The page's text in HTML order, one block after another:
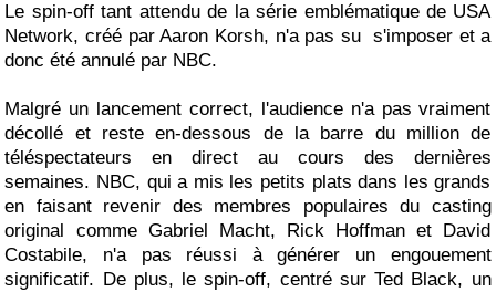
Le spin-off tant attendu de la série emblématique de USA
Network, créé par Aaron Korsh, n'a pas su s'imposer et a
donc été annulé par NBC.
Malgré un lancement correct, l'audience n'a pas vraiment
décollé et reste en-dessous de la barre du million de
téléspectateurs en direct au cours des dernières
semaines. NBC, qui a mis les petits plats dans les grands
en faisant revenir des membres populaires du casting
original comme Gabriel Macht, Rick Hoffman et David
Costabile, n'a pas réussi à générer un engouement
significatif. De plus, le spin-off, centré sur Ted Black, un